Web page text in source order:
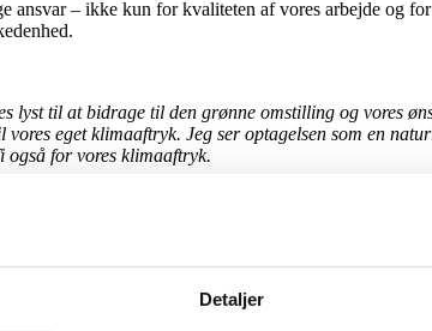
Detaljer
ansvar – ikke kun for kvaliteten af vores arbejde og
lyst til at bidrage til den grønne omstilling og vores
eget klimaaftryk. Jeg ser optagelsen som en
også for vores klimaaftryk.
et stærkt signal til både kunder,